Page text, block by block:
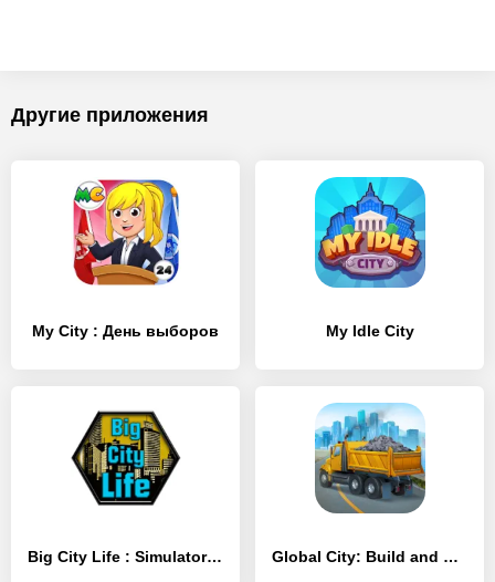
Другие приложения
My City : День выборов My Idle City
Big City Life : Simulator Pro Global City: Build and Harvest